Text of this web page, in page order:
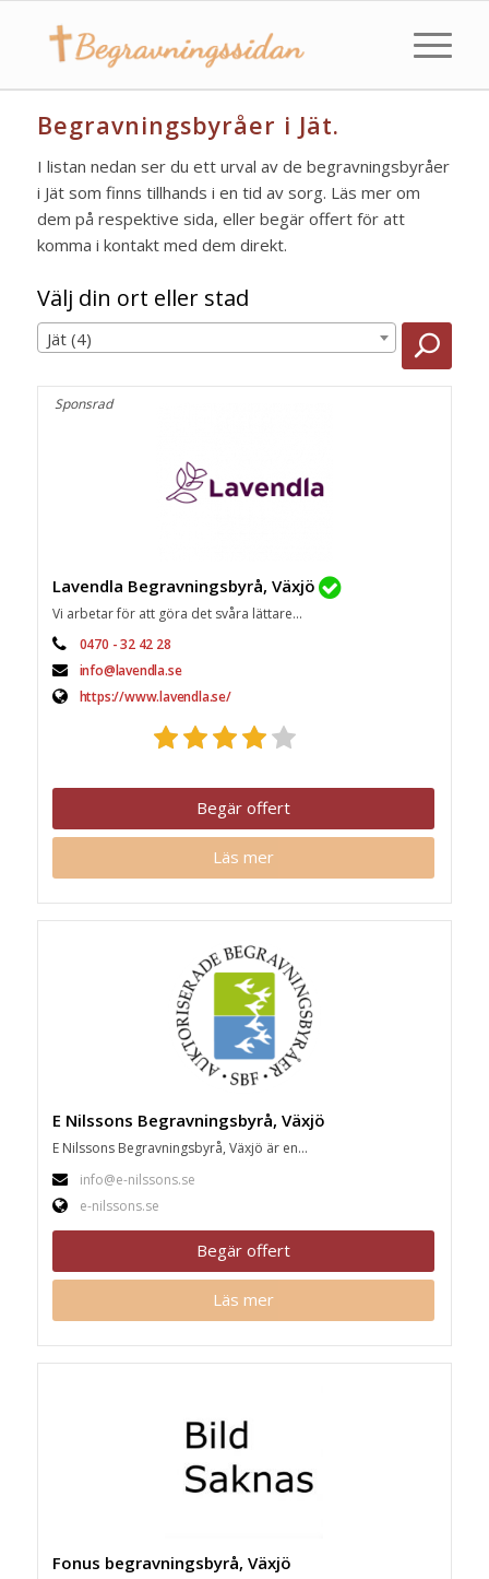
Begravningsbyråer i Jät.
I listan nedan ser du ett urval av de begravningsbyråer
i Jät som finns tillhands i en tid av sorg. Läs mer om
dem på respektive sida, eller begär offert för att
komma i kontakt med dem direkt.
Välj din ort eller stad
Jät (4)
Sponsrad
Lavendla Begravningsbyrå, Växjö
Vi arbetar för att göra det svåra lättare...
0470 - 32 42 28
info@lavendla.se
https://www.lavendla.se/
Begär offert
Läs mer
E Nilssons Begravningsbyrå, Växjö
E Nilssons Begravningsbyrå, Växjö är en...
info@e-nilssons.se
e-nilssons.se
Begär offert
Läs mer
Fonus begravningsbyrå, Växjö